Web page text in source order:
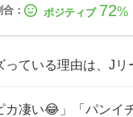
72%
カップという大規模イベントで、マスコットのヴァンくんが普段と違う金色の全
登場😂」「金ピカやん🤣」「金ピカ何www」と笑いな